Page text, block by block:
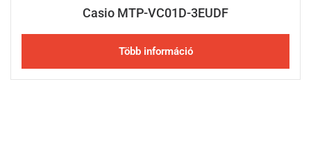
Casio MTP-VC01D-3EUDF
Több információ